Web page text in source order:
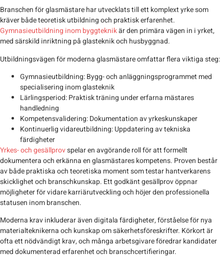
Branschen för glasmästare har utvecklats till ett komplext yrke som
kräver både teoretisk utbildning och praktisk erfarenhet.
Gymnasieutbildning inom byggteknikär den primära vägen in i yrket,
med särskild inriktning på glasteknik och husbyggnad.
Utbildningsvägen för moderna glasmästare omfattar flera viktiga steg:
Gymnasieutbildning: Bygg- och anläggningsprogrammet med
specialisering inom glasteknik
Lärlingsperiod: Praktisk träning under erfarna mästares
handledning
Kompetensvalidering: Dokumentation av yrkeskunskaper
Kontinuerlig vidareutbildning: Uppdatering av tekniska
färdigheter
Yrkes- och gesällprovspelar en avgörande roll för att formellt
dokumentera och erkänna en glasmästares kompetens. Proven består
av både praktiska och teoretiska moment som testar hantverkarens
skicklighet och branschkunskap. Ett godkänt gesällprov öppnar
möjligheter för vidare karriärutveckling och höjer den professionella
statusen inom branschen.
Moderna krav inkluderar även digitala färdigheter, förståelse för nya
materialteknikerna och kunskap om säkerhetsföreskrifter. Körkort är
ofta ett nödvändigt krav, och många arbetsgivare föredrar kandidater
med dokumenterad erfarenhet och branschcertifieringar.